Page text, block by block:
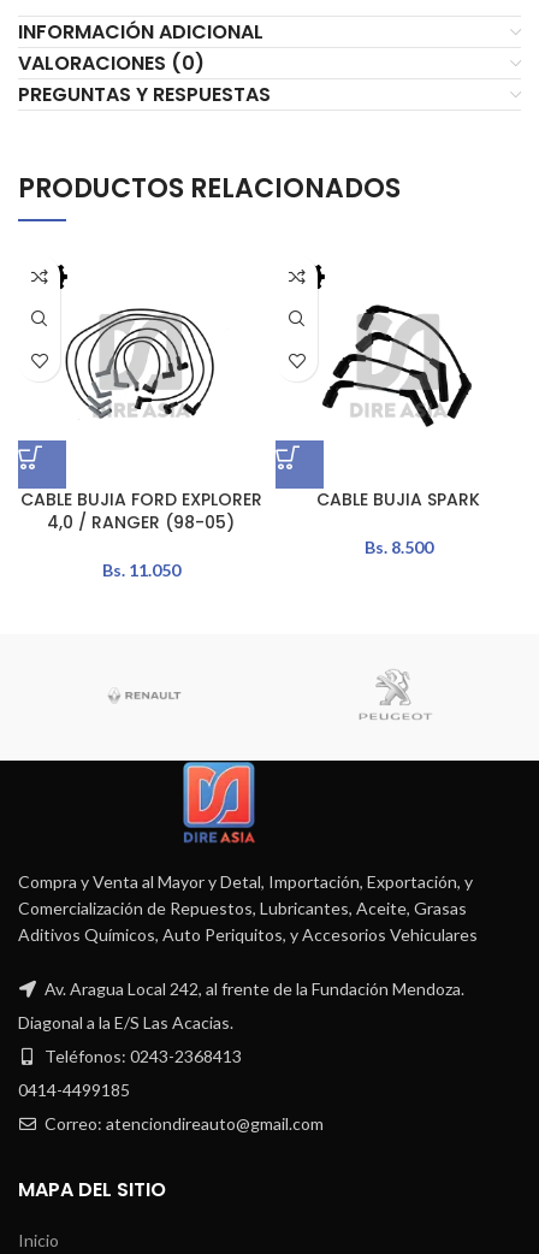
INFORMACIÓN ADICIONAL
VALORACIONES (0)
PREGUNTAS Y RESPUESTAS
PRODUCTOS RELACIONADOS
CABLE BUJIA FORD EXPLORER
4,0 / RANGER (98-05)
Bs.11.050
CABLE BUJIA SPARK
Bs.8.500
Compra y Venta al Mayor y Detal, Importación, Exportación, y
Comercialización de Repuestos, Lubricantes, Aceite, Grasas
Aditivos Químicos, Auto Periquitos, y Accesorios Vehiculares
Av. Aragua Local 242, al frente de la Fundación Mendoza.
Diagonal a la E/S Las Acacias.
Teléfonos: 0243-2368413
0414-4499185
Correo: atenciondireauto@gmail.com
MAPA DEL SITIO
Inicio